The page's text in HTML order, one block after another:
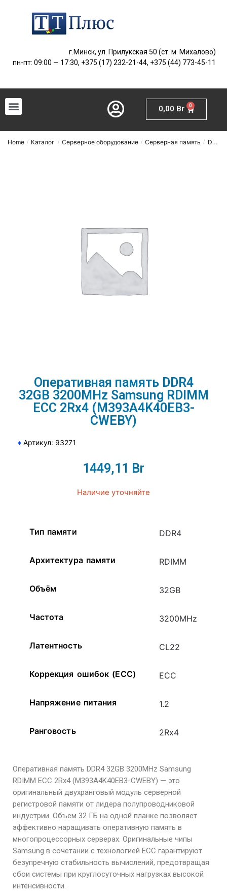
г.Минск, ул. Прилукская 50 (ст. м. Михалово)
пн-пт: 09:00 — 17:30, +375 (17) 232-21-44, +375 (44) 773-45-11
0,00 Br 0
Home / Каталог / Серверное оборудование / Серверная память / DDR4
Оперативная память DDR4
32GB 3200MHz Samsung RDIMM
ECC 2Rx4 (M393A4K40EB3-
CWEBY)
♦ Артикул: 93271
1449,11 Br
Наличие уточняйте
Тип памяти DDR4
Архитектура памяти RDIMM
Объём 32GB
Частота 3200MHz
Латентность CL22
Коррекция ошибок (ECC) ECC
Напряжение питания 1.2
Ранговость 2Rx4
Оперативная память DDR4 32GB 3200MHz Samsung
RDIMM ECC 2Rx4 (M393A4K40EB3-CWEBY) — это
оригинальный двухранговый модуль серверной
регистровой памяти от лидера полупроводниковой
индустрии. Объем 32 ГБ на одной планке позволяет
эффективно наращивать оперативную память в
многопроцессорных серверах. Оригинальные чипы
Samsung в сочетании с технологией ECC гарантируют
безупречную стабильность вычислений, предотвращая
сбои системы при круглосуточных нагрузках высокой
интенсивности.